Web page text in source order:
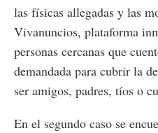
las físicas allegadas y las
Vivanuncios, plataforma
personas cercanas que
demandada para cubrir la
ser amigos, padres, tíos o
En el segundo caso se